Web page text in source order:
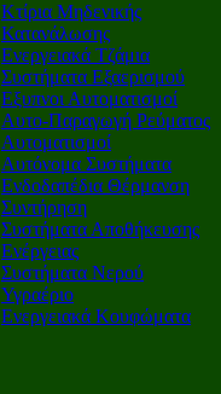
Κτίρια Μηδενικής
Κατανάλωσης
Ενεργειακά Τζάμια
Συστήματα Εξαερισμού
Εξυπνοι Αυτοματισμοί
Αυτο-Παραγωγή Ρεύματος
Αυτοματισμοί
Αυτόνομα Συστήματα
Ενδοδαπέδια Θέρμανση
Συντήρηση
Συστήματα Αποθήκευσης
Ενέργειας
Συστήματα Νερού
Υγραέριο
Ενεργειακά Κουφώματα